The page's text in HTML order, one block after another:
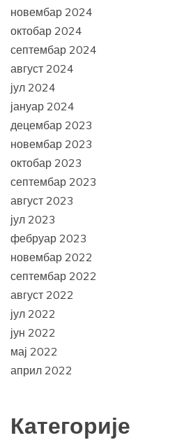
новембар 2024
октобар 2024
септембар 2024
август 2024
јул 2024
јануар 2024
децембар 2023
новембар 2023
октобар 2023
септембар 2023
август 2023
јул 2023
фебруар 2023
новембар 2022
септембар 2022
август 2022
јул 2022
јун 2022
мај 2022
април 2022
Категорије